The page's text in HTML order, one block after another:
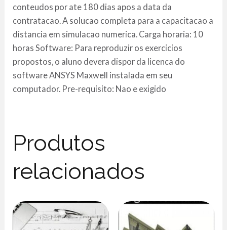
conteudos por ate 180 dias apos a data da
contratacao. A solucao completa para a capacitacao a
distancia em simulacao numerica. Carga horaria: 10
horas Software: Para reproduzir os exercicios
propostos, o aluno devera dispor da licenca do
software ANSYS Maxwell instalada em seu
computador. Pre-requisito: Nao e exigido
Produtos
relacionados